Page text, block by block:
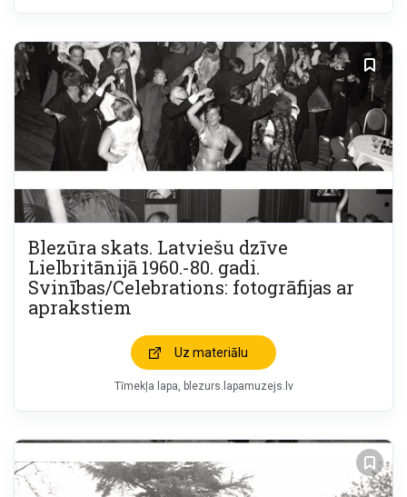
Blezūra skats. Latviešu dzīve
Lielbritānijā 1960.-80. gadi.
Svinības/Celebrations: fotogrāfijas ar
aprakstiem
Uz materiālu
Tīmekļa lapa blezurs.lapamuzejs.lv